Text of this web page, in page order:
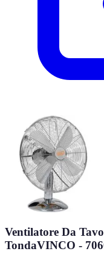
Ventilatore Da
TondaVINCO -